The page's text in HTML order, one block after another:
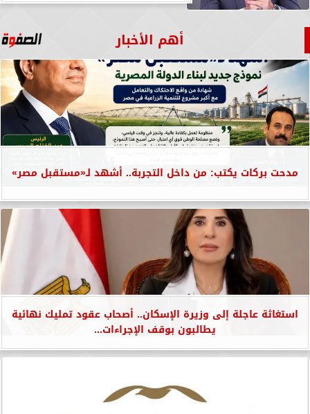
أهم الأخبار
مدحت بركات يكتب: من داخل التجربة.. أشهد لـ«مستقبل مصر»
استغاثة عاجلة إلى وزيرة الإسكان.. أصحاب عقود تمليك نهائية
يطالبون بوقف الإجراءات...